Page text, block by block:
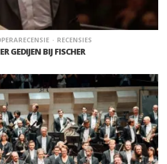
RECENSIES
GEDIJEN BIJ FISCHER